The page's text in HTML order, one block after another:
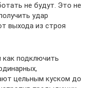
не будут. Это не
удар
выхода из строя
подключить
цельным куском до